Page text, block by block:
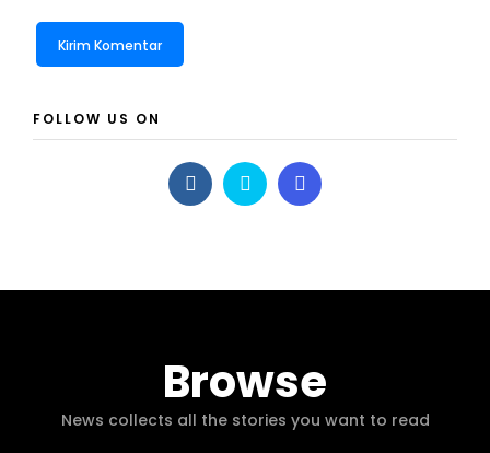
FOLLOW US ON
Browse
News collects all the stories you want to read